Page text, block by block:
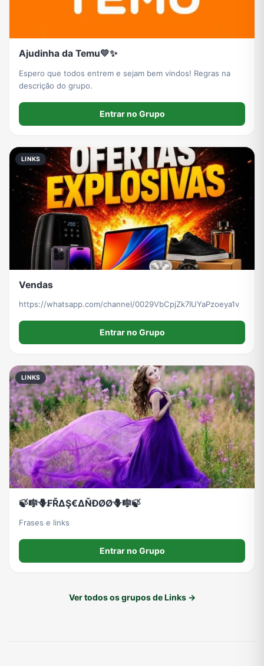
Ajudinha da Temu💛✨
Espero que todos entrem e sejam bem vindos! Regras na
descrição do grupo.
Entrar no Grupo
LINKS
Vendas
https://whatsapp.com/channel/0029VbCpjZk7IUYaPzoeya1v
Entrar no Grupo
LINKS
🍃🎼🪻₣ŘΔŞ€ΔŇĐØØ🪻🎼🍃
Frases e links
Entrar no Grupo
Ver todos os grupos de Links →